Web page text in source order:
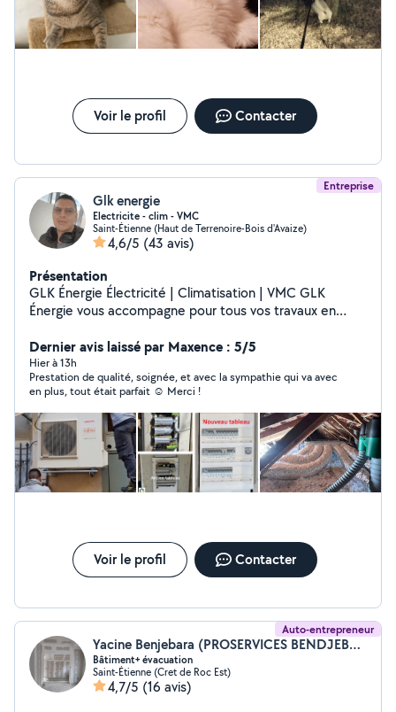
Voir le profil Contacter
Entreprise
Glk energie
Electricite - clim - VMC
Saint-Étienne (Haut de Terrenoire-Bois d'Avaize)
4,6/5 (43 avis)
Présentation
GLK Énergie Électricité | Climatisation | VMC GLK
Énergie vous accompagne pour tous vos travaux en
en rénovation. Interventions rapides et efficaces :
Remplacement de tableau électrique Ajout de prises et
luminaires Dépannage et recherche de panne
Installation et entretien de climatisation Pose et
remplacement de VMC ️ Services complémentaires :
Bricolage & multiservices Montage de meubles en kit
Travail sérieux, rapide et soigné Respect des normes en
vigueur (NF C 15-100) Disponible à la journée ou demi-
journée Devis rapide Intervention réactive Contactez
Dernier avis laissé par Maxence : 5/5
Hier à 13h
Prestation de qualité, soignée, et avec la sympathie qui va avec
en plus, tout était parfait ☺️ Merci !
Voir le profil Contacter
Auto-entrepreneur
Yacine Benjebara (PROSERVICES BENDJEBARA YACINE)
Bâtiment+ évacuation
Saint-Étienne (Cret de Roc Est)
4,7/5 (16 avis)